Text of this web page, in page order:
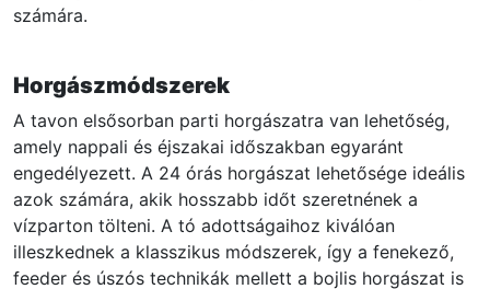
számára.
Horgászmódszerek
A tavon elsősorban parti horgászatra van lehetőség,
amely nappali és éjszakai időszakban egyaránt
engedélyezett. A 24 órás horgászat lehetősége ideális
azok számára, akik hosszabb időt szeretnének a
vízparton tölteni. A tó adottságaihoz kiválóan
illeszkednek a klasszikus módszerek, így a fenekező,
feeder és úszós technikák mellett a bojlis horgászat is